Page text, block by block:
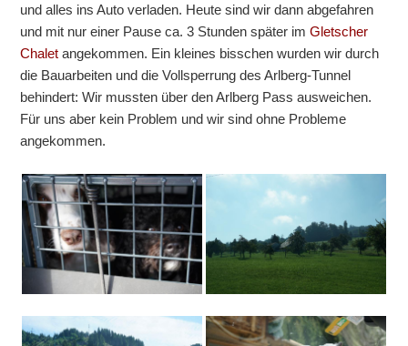
und alles ins Auto verladen. Heute sind wir dann abgefahren
und mit nur einer Pause ca. 3 Stunden später imGletscher
Chalet angekommen. Ein kleines bisschen wurden wir durch
die Bauarbeiten und die Vollsperrung des Arlberg-Tunnel
behindert: Wir mussten über den Arlberg Pass ausweichen.
Für uns aber kein Problem und wir sind ohne Probleme
angekommen.